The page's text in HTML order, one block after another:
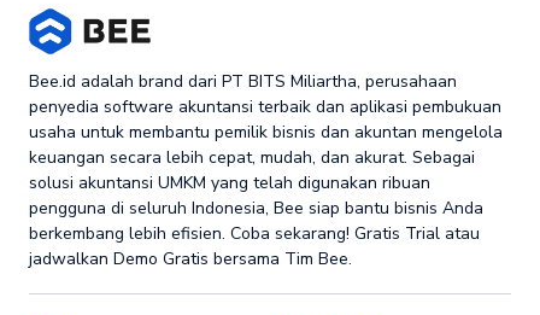
Bee.id adalah brand dari PT BITS Miliartha, perusahaan
penyedia software akuntansi terbaik dan aplikasi pembukuan
usaha untuk membantu pemilik bisnis dan akuntan mengelola
keuangan secara lebih cepat, mudah, dan akurat. Sebagai
solusi akuntansi UMKM yang telah digunakan ribuan
pengguna di seluruh Indonesia, Bee siap bantu bisnis Anda
berkembang lebih efisien. Coba sekarang! Gratis Trial atau
jadwalkan Demo Gratis bersama Tim Bee.